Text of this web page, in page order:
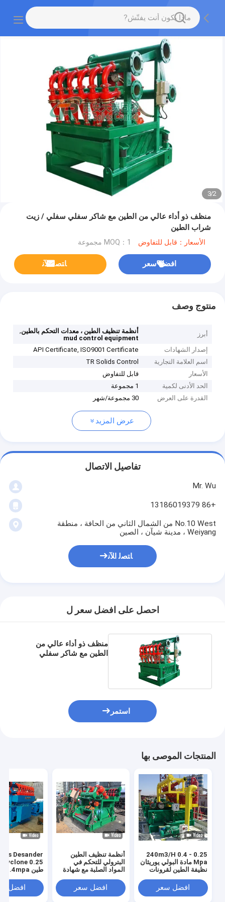
2
/
3
منظف ​​ذو أداء عالي من الطين مع شاكر سفلي سفلي / زيت
شراب الطين
الأسعار：قابل للتفاوض MOQ：1 مجموعة
افضل سعر ﺎﺘﺼﻟ ﺍﻶﻧ
منتوج وصف
أبرز أنظمة تنظيف الطين ، معدات التحكم بالطين,
mud control equipment
إصدار الشهادات
API Certificate, ISO9001 Certificate
اسم العلامة التجارية
TR Solids Control
الأسعار
قابل للتفاوض
الحد الأدنى لكمية
1 مجموعة
القدرة على العرض
30 مجموعة/شهر
عرض المزيد
تفاصيل الاتصال
Mr. Wu
+86 13186019379
No.10 West من الشمال الثاني من الحافة ، منطقة
Weiyang ، مدينة شيآن ، الصين
ﺎﺘﺼﻟ ﺍﻶﻧ
احصل على افضل سعر ل
منظف ​​ذو أداء عالي من
الطين مع شاكر سفلي
استمر
المنتجات الموصى بها
0.25 - 0.4 240m3/H
Mpa مادة البولي يوريثان
نظيفة الطين لقرونات
افضل سعر
أنظمة تنظيف الطين
البترولي للتحكم في
المواد الصلبة مع شهادة
افضل سعر افضل